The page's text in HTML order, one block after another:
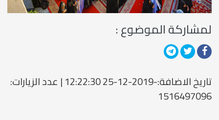
لمشاركة الموضوع :
تاريخ الاضافة:-2019-12-25 12:22:30 | عدد الزيارات:
1516497096